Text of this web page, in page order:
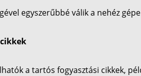
egyszerűbbé válik a nehéz
a tartós fogyasztási cikkek,